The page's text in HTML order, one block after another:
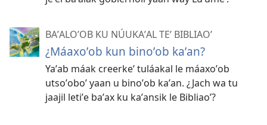
BAʼALOʼOB KU NÚUKAʼAL TEʼ BIBLIAOʼ
¿Máaxoʼob kun binoʼob kaʼan?
Yaʼab máak creerkeʼ tuláakal le máaxoʼob
utsoʼoboʼ yaan u binoʼob kaʼan. ¿Jach wa tu
jaajil letiʼe baʼax ku kaʼansik le Bibliaoʼ?